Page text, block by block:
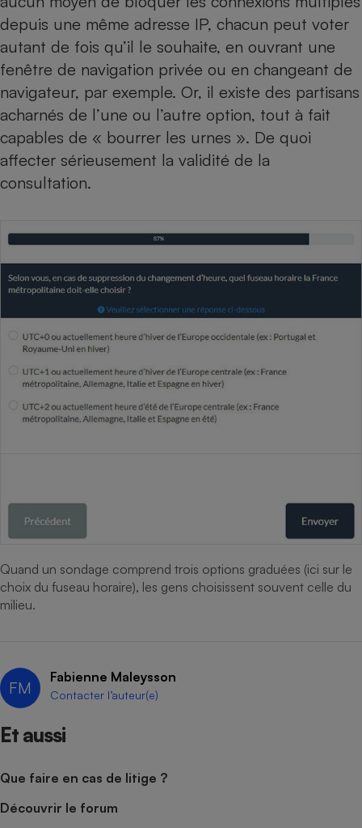
depuis une même adresse IP, chacun peut voter
autant de fois qu’il le souhaite, en ouvrant une
fenêtre de navigation privée ou en changeant de
navigateur, par exemple. Or, il existe des partisans
acharnés de l’une ou l’autre option, tout à fait
capables de « bourrer les urnes ». De quoi
affecter sérieusement la validité de la
consultation.
Quand un sondage comprend trois options graduées (ici sur le
choix du fuseau horaire), les gens choisissent souvent celle du
milieu.
FM
Fabienne Maleysson
Contacter l’auteur(e)
Et aussi
Que faire en cas de litige ?
Découvrir le forum